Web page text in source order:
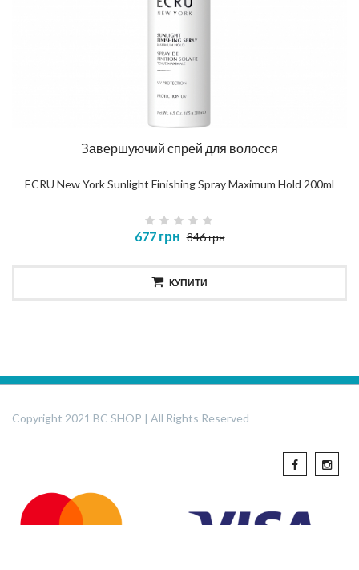
Завершуючий спрей для волосся
ECRU New York Sunlight Finishing Spray Maximum Hold 200ml
677 грн 846 грн
КУПИТИ
Copyright 2021 BC SHOP | All Rights Reserved